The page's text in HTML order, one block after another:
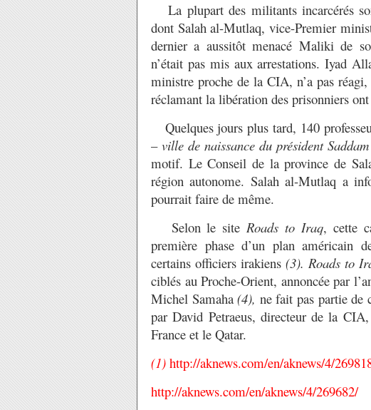
La plupart des militants incarcérés
dont Salah al-Mutlaq, vice-Premier
dernier a aussitôt menacé Maliki de
n’était pas mis aux arrestations. Iyad
ministre proche de la CIA, n’a pas
réclamant la libération des prisonniers
Quelques jours plus tard, 140
– ville de naissance du président
motif. Le Conseil de la province de
région autonome. Salah al-Mutlaq a
pourrait faire de même.
Selon le siteRoads to Iraq, cette
première phase d’un plan américain
certains officiers irakiens (3). Roads to
ciblés au Proche-Orient, annoncée par
Michel Samaha(4), ne fait pas partie de
par David Petraeus, directeur de la
France et le Qatar.
(1) http://aknews.com/en/aknews/4/
http://aknews.com/en/aknews/4/269682/